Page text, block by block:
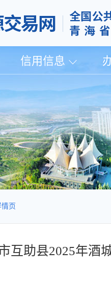
信用信息
页
互助县2025年酒